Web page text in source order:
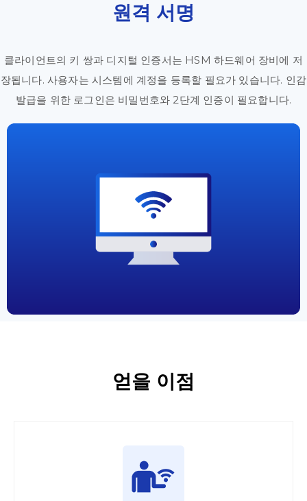
원격 서명
클라이언트의 키 쌍과 디지털 인증서는 HSM 하드웨어 장비에 저
장됩니다. 사용자는 시스템에 계정을 등록할 필요가 있습니다. 인감
발급을 위한 로그인은 비밀번호와 2단계 인증이 필요합니다.
얻을 이점